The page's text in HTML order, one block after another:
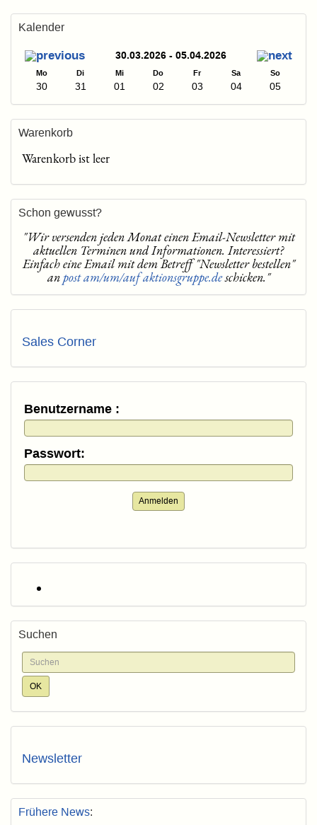
Kalender
30.03.2026 - 05.04.2026
Mo Di Mi Do Fr Sa So
30 31 01 02 03 04 05
Warenkorb
Warenkorb ist leer
Schon gewusst?
"Wir versenden jeden Monat einen Email-Newsletter mit
aktuellen Terminen und Informationen. Interessiert?
Einfach eine Email mit dem Betreff "Newsletter bestellen"
anpost am/um/auf aktionsgruppe.deschicken."
Sales Corner
Benutzername :
Passwort:
Anmelden
Suchen
Newsletter
Frühere News: